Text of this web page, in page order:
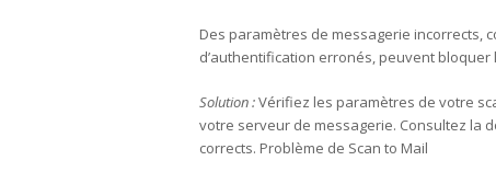
Des paramètres de messagerie incorrects,
d’authentification erronés, peuvent bloquer
Solution :Vérifiez les paramètres de votre
votre serveur de messagerie. Consultez la
corrects. Problème de Scan to Mail